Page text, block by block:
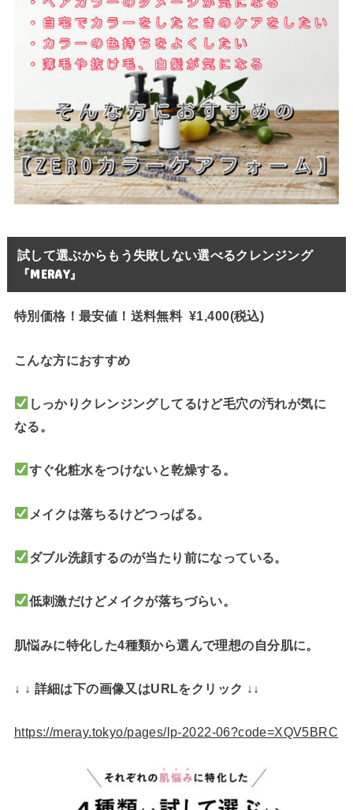
試して選ぶからもう失敗しない選べるクレンジング
『MERAY』
特別価格！最安値！送料無料 ¥1,400(税込)
こんな方におすすめ
しっかりクレンジングしてるけど毛穴の汚れが気に
なる。
すぐ化粧水をつけないと乾燥する。
メイクは落ちるけどつっぱる。
ダブル洗顔するのが当たり前になっている。
低刺激だけどメイクが落ちづらい。
肌悩みに特化した4種類から選んで理想の自分肌に。
↓ ↓ 詳細は下の画像又はURLをクリック ↓↓
https://meray.tokyo/pages/lp-2022-06?code=XQV5BRC